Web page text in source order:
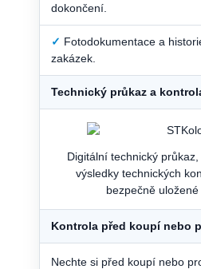
dokončení.
✓ Fotodokumentace a
zakázek.
Technický průkaz a
Digitální technický
výsledky technických
bezpečně uložené
Kontrola před koupí nebo
Nechte si před koupí nebo